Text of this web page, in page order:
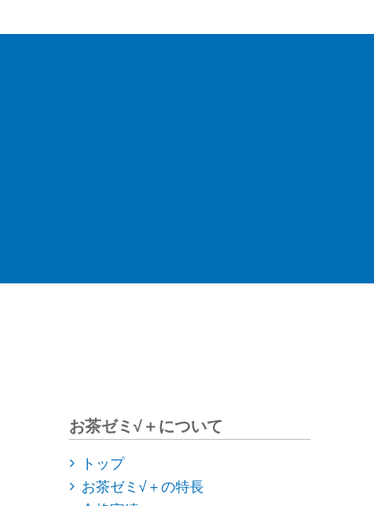
お茶ゼミ√＋について
トップ
お茶ゼミ√＋の特長